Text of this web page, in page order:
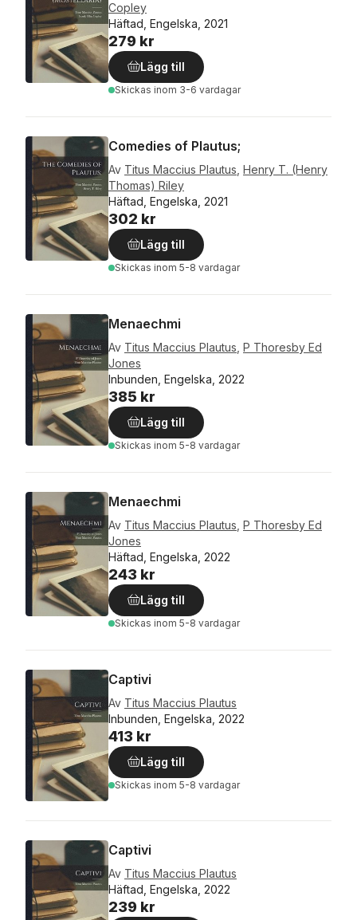
Copley
Häftad, Engelska, 2021
279 kr
Lägg till
Skickas inom 3-6 vardagar
Comedies of Plautus;
Av Titus Maccius Plautus Henry T. (Henry
Thomas) Riley
Häftad, Engelska, 2021
302 kr
Lägg till
Skickas inom 5-8 vardagar
Menaechmi
Av Titus Maccius Plautus P Thoresby Ed
Jones
Inbunden, Engelska, 2022
385 kr
Lägg till
Skickas inom 5-8 vardagar
Menaechmi
Av Titus Maccius Plautus P Thoresby Ed
Jones
Häftad, Engelska, 2022
243 kr
Lägg till
Skickas inom 5-8 vardagar
Captivi
Av Titus Maccius Plautus
Inbunden, Engelska, 2022
413 kr
Lägg till
Skickas inom 5-8 vardagar
Captivi
Av Titus Maccius Plautus
Häftad, Engelska, 2022
239 kr